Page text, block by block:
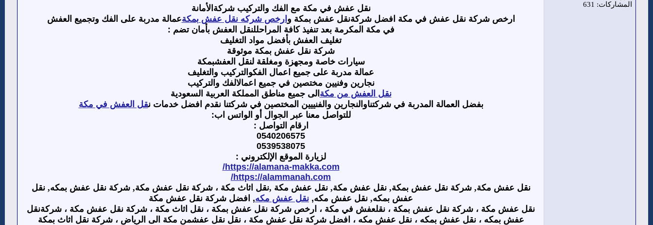
المشاركات: 631
نقل عفش في مكة مع الفك والتركيب شركةالأمانة
ارخص شركة نقل عفش في مكة افضل شركةنقل عفش بمكة و ارخص شركه نقل عفش بمكةعمالة مدربة على الفك وتجميع العفش
في مكة المكرمة بعد تنفيذ كافة المراحللنقل العفش بأمان تضم :
تغليف العفش بأفضل مواد التغليف
شركة نقل عفش بمكة موثوقة
سيارات خاصة ومجهزة ومغلقة لنقل العفشبمكة
عمالة مدربة على جميع اعمال الفكوالتركيب والتغليف
نجارين وفنيين مختصين في جميع اعمالالفك والتركيب
نقل العفش من مكة الى جميع مناطق المملكة العربية السعودية
بفضل العمالة المدربة في شركتناوالنجارين والفنييين المختصين في شركتنا نقدم افضل خدمات نقل العفش في مكة
للتواصل معنا عبر الجوال أو الواتس اب:
ارقام التواصل :
0540206575
0539538075
لزيارة الموقع الإلكتروني :
https://alamana-makka.com/
https://alammanah.com/
نقل عفش مكة, شركة نقل عفش بمكة, نقل عفش مكة, نقل عفش مكة ,نقل اثاث مكة ، شركة نقل عفش مكة, شركة نقل عفش بمكه, نقل
عفش بمكه, نقل عفش مكه, نقل عفش مكه, افضل شركة نقل عفش مكة
نقل عفش مكة ، شركة نقل عفش بمكة ، نقلعفش في مكة ، ارخص شركة نقل عفش بمكة ، نقل اثاث مكة ، شركة نقل عفش مكة ، شركةنقل
عفش بمكه ، نقل عفش بمكه ، نقل عفش مكه ، افضل شركة نقل عفش مكة ، نقل نقل عفشمن مكة الى الرياض ، شركة نقل اثاث بمكة